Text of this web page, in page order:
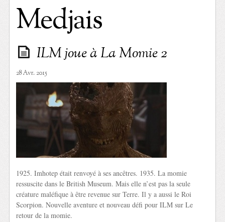
Medjais
ILM joue à La Momie 2
28 Avr. 2015
1925. Imhotep était renvoyé à ses ancêtres. 1935. La momie
ressuscite dans le British Museum. Mais elle n’est pas la seule
créature maléfique à être revenue sur Terre. Il y a aussi le Roi
Scorpion. Nouvelle aventure et nouveau défi pour ILM sur Le
retour de la momie.